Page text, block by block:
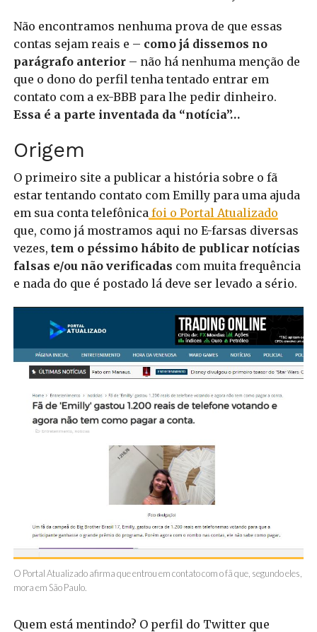
Não encontramos nenhuma prova de que essas
contas sejam reais e – como já dissemos no
parágrafo anterior– não há nenhuma menção de
que o dono do perfil tenha tentado entrar em
contato com a ex-BBB para lhe pedir dinheiro.
Essa é a parte inventada da “notícia”…
Origem
O primeiro site a publicar a história sobre o fã
estar tentando contato com Emilly para uma ajuda
em sua conta telefônicafoi o Portal Atualizado
que, como já mostramos aqui no E-farsas diversas
vezes, tem o péssimo hábito de publicar notícias
falsas e/ou não verificadas com muita frequência
e nada do que é postado lá deve ser levado a sério.
O Portal Atualizado afirma que entrou em contato com o fã que, segundo eles,
mora em São Paulo.
Quem está mentindo? O perfil do Twitter que